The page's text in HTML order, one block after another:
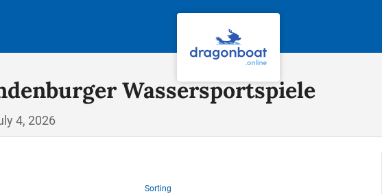
Wassersportspiele
4, 2026
Sorting